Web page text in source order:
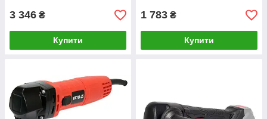
3 346 ₴
Купити
1 783 ₴
Купити